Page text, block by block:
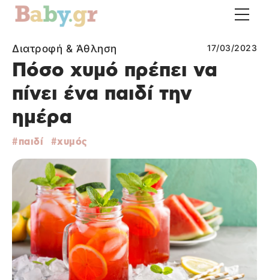
Διατροφή & Άθληση 17/03/2023
Πόσο χυμό πρέπει να
πίνει ένα παιδί την
ημέρα
παιδί χυμός